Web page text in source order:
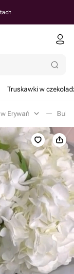
Truskawki w
Erywań